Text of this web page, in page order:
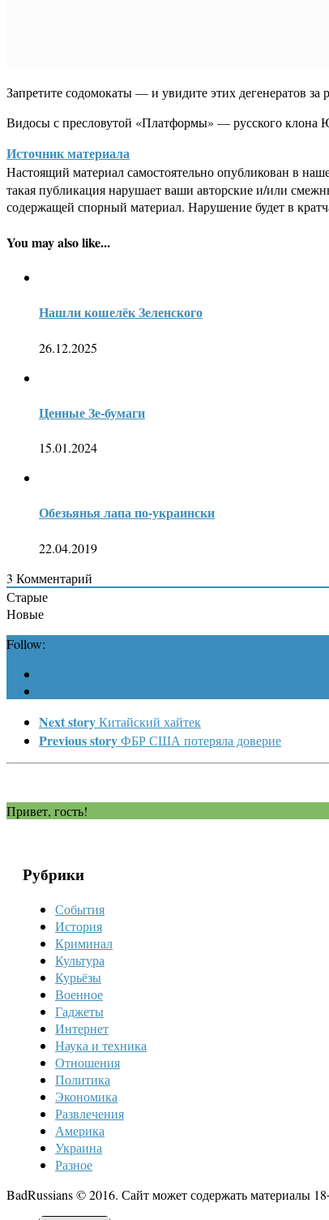
Запретите содомокаты — и увидите этих дегенератов
Видосы с пресловутой «Платформы» — русского клона
Источник материала
Настоящий материал самостоятельно опубликован в
такая публикация нарушает ваши авторские и/или
содержащей спорный материал. Нарушение будет в
You may also like...
Нашли кошелёк Зеленского
26.12.2025
Ценные Зе-бумаги
15.01.2024
Обезьянья лапа по-украински
22.04.2019
3 Комментарий
Старые
Новые
Follow:
Next storyКитайский хайтек
Previous storyФБР США потеряла доверие
Привет, гость!
Рубрики
События
История
Криминал
Культура
Курьёзы
Военное
Гаджеты
Интернет
Наука и техника
Отношения
Политика
Экономика
Развлечения
Америка
Украина
Разное
BadRussians © 2016. Сайт может содержать материалы